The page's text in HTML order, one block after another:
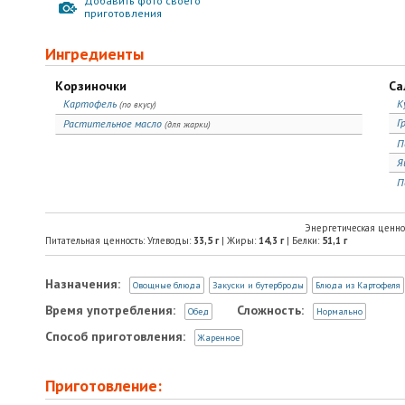
приготовления
Ингредиенты
Корзиночки
Картофель (по вкусу)
Растительное масло (для жарки)
Энергетическая
Питательная ценность: Углеводы: 33,5 г| Жиры: 14,3 г| Белки: 51,1 г
Назначения: Овощные блюда Закуски и бутерброды Блюда из Картофеля
Время употребления: Обед Сложность: Нормально
Способ приготовления: Жаренное
Приготовление: